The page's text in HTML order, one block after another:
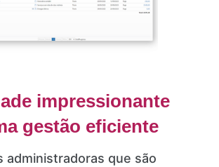
impressionante
gestão eficiente
administradoras que são